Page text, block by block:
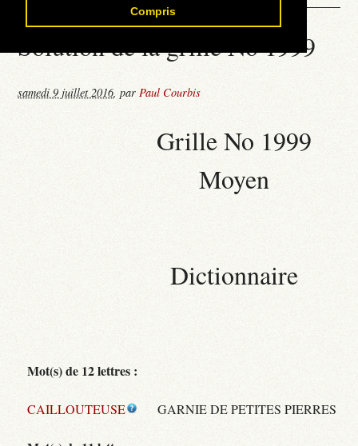
Compris
Solution de la grille No 1999
samedi 9 juillet 2016,parPaul Courbis
Grille No 1999
Moyen
Dictionnaire
Mot(s) de 12 lettres :
CAILLOUTEUSE GARNIE DE PETITES PIERRES